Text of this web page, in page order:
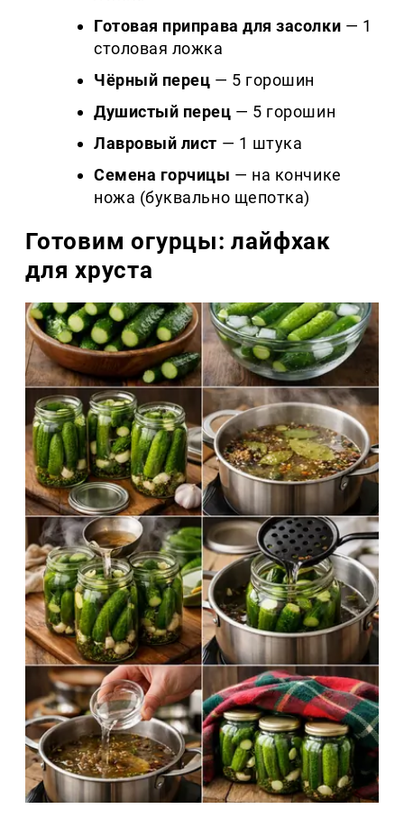
Готовая приправа для засолки — 1
столовая ложка
Чёрный перец — 5 горошин
Душистый перец — 5 горошин
Лавровый лист — 1 штука
Семена горчицы — на кончике
ножа (буквально щепотка)
Готовим огурцы: лайфхак
для хруста